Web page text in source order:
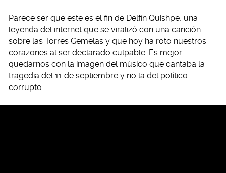
Parece ser que este es el fin de Delfín Quishpe, una
leyenda del internet que se viralizó con una canción
sobre las Torres Gemelas y que hoy ha roto nuestros
corazones al ser declarado culpable. Es mejor
quedarnos con la imagen del músico que cantaba la
tragedia del 11 de septiembre y no la del político
corrupto.